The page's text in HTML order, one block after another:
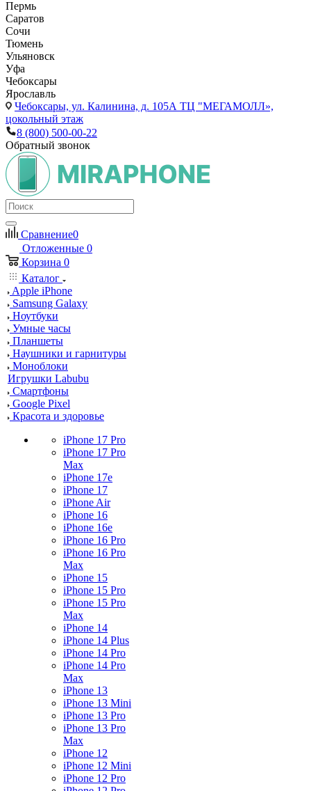
Пермь
Саратов
Сочи
Тюмень
Ульяновск
Уфа
Чебоксары
Ярославль
Чебоксары, ул. Калинина, д. 105А ТЦ "МЕГАМОЛЛ»,
цокольный этаж
8 (800) 500-00-22
Обратный звонок
Сравнение0
Отложенные 0
Корзина 0
Каталог
Apple iPhone
Samsung Galaxy
Ноутбуки
Умные часы
Планшеты
Наушники и гарнитуры
Моноблоки
Игрушки Labubu
Смартфоны
Google Pixel
Красота и здоровье
iPhone 17 Pro
iPhone 17 Pro
Max
iPhone 17e
iPhone 17
iPhone Air
iPhone 16
iPhone 16e
iPhone 16 Pro
iPhone 16 Pro
Max
iPhone 15
iPhone 15 Pro
iPhone 15 Pro
Max
iPhone 14
iPhone 14 Plus
iPhone 14 Pro
iPhone 14 Pro
Max
iPhone 13
iPhone 13 Mini
iPhone 13 Pro
iPhone 13 Pro
Max
iPhone 12
iPhone 12 Mini
iPhone 12 Pro